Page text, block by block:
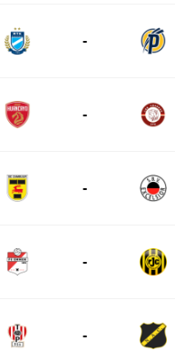
-
-
-
-
-